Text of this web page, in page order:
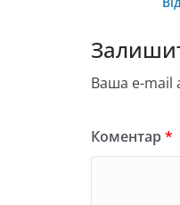
Ваша e-mail
Коментар*